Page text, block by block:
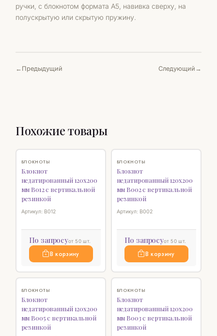
ручки, с блокнотом формата А5, навивка сверху, на
полускрытую или скрытую пружину.
Предыдущий Следующий
Похожие товары
БЛОКНОТЫ
Блокнот
недатированный 120х200
мм B012 с вертикальной
резинкой
Артикул: B012
По запросуот 50 шт.
В корзину
БЛОКНОТЫ
Блокнот
недатированный 120х200
мм B002 с вертикальной
резинкой
Артикул: B002
По запросуот 50 шт.
В корзину
БЛОКНОТЫ
Блокнот
недатированный 120х200
мм B005 с вертикальной
резинкой
БЛОКНОТЫ
Блокнот
недатированный 120х200
мм B003 с вертикальной
резинкой